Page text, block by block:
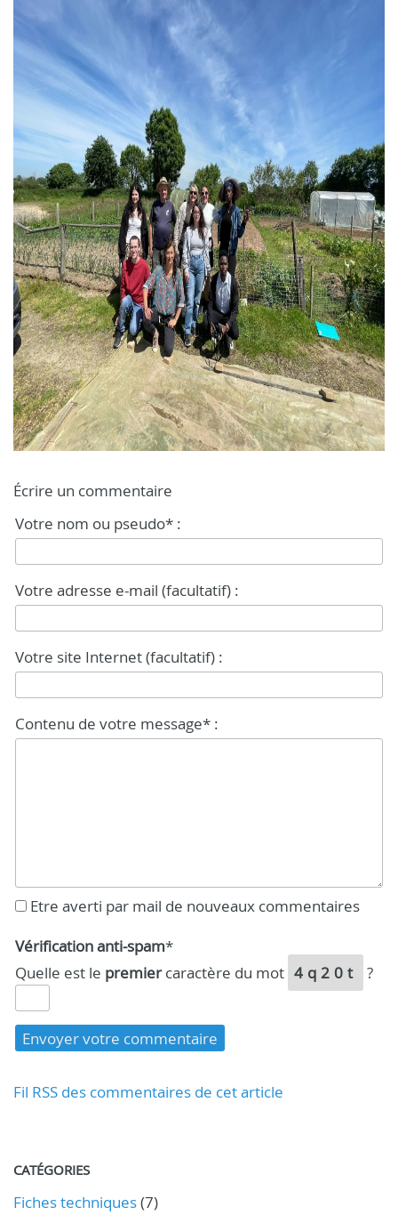
Écrire un commentaire
Votre nom ou pseudo* :
Votre adresse e-mail (facultatif) :
Votre site Internet (facultatif) :
Contenu de votre message* :
Etre averti par mail de nouveaux commentaires
Vérification anti-spam*
Quelle est le premiercaractère du mot 4q20t ?
Fil RSS des commentaires de cet article
CATÉGORIES
Fiches techniques(7)